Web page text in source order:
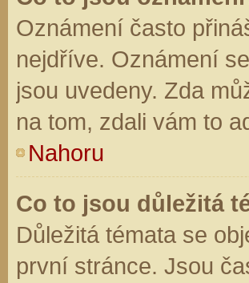
Oznámení často
nejdříve. Oznámení
jsou uvedeny. Zda
na tom, zdali vám to
Nahoru
Co to jsou důležitá
Důležitá témata se
první stránce. Jsou